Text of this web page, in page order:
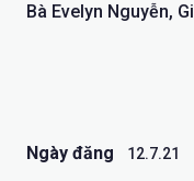
Bà Evelyn Nguyễn,
Ngày đăng 12.7.21